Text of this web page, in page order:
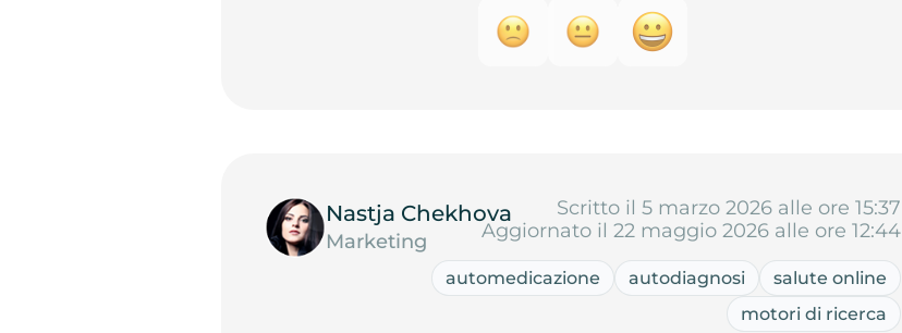
Nastja Chekhova
Marketing
Scritto il 5 marzo 2026 alle ore 15:37
Aggiornato il 22 maggio 2026 alle ore 12:44
automedicazione autodiagnosi
salute online
motori di ricerca